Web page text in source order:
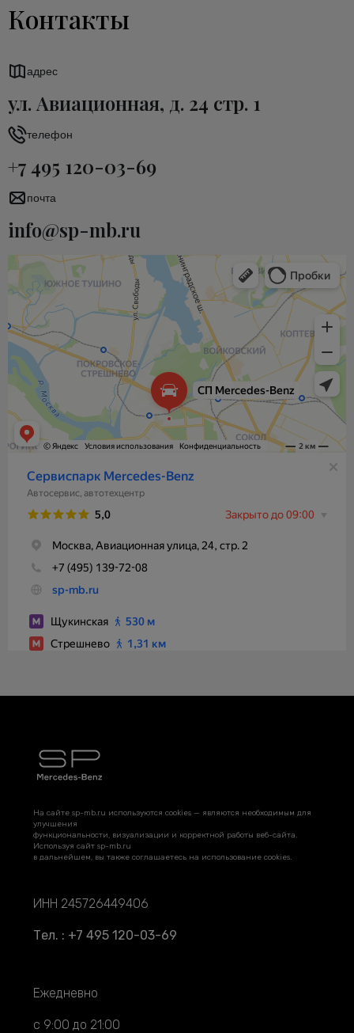
Контакты
адрес
ул. Авиационная, д. 24 стр. 1
телефон
+7 495 120-03-69
почта
info@sp-mb.ru
На сайте sp-mb.ru используются cookies — являются необходимым для
улучшения
функциональности, визуализации и корректной работы веб-сайта.
Используя сайт sp-mb.ru
в дальнейшем, вы также соглашаетесь на использование cookies.
ИНН 245726449406
Тел. : +7 495 120-03-69
Ежедневно
с 9:00 до 21:00